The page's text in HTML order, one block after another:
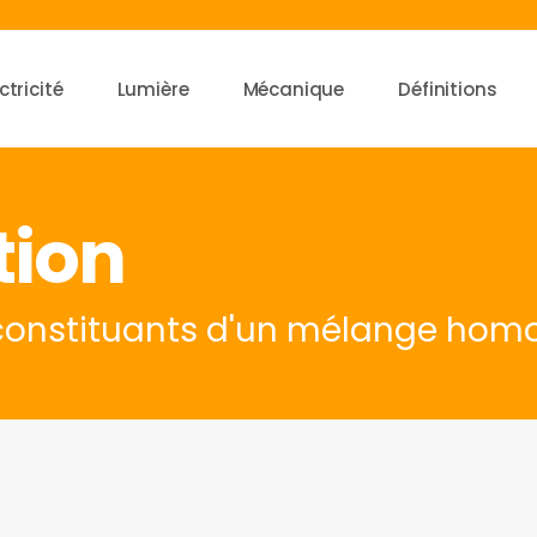
Lumière Mécanique Définitions
d'un mélange